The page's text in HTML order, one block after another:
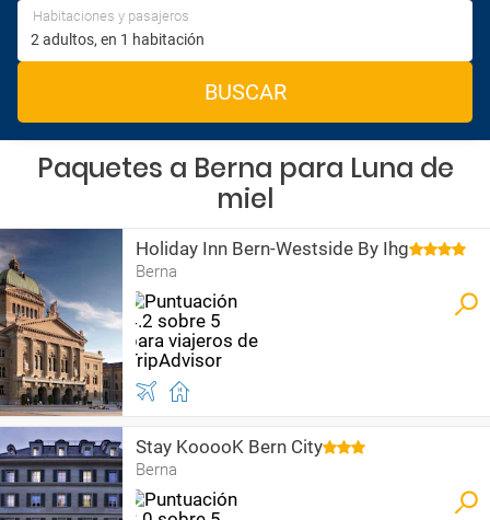
Habitaciones y pasajeros
BUSCAR
Paquetes a Berna para Luna de
miel
Holiday Inn Bern-Westside By Ihg
Berna
Stay KooooK Bern City
Berna